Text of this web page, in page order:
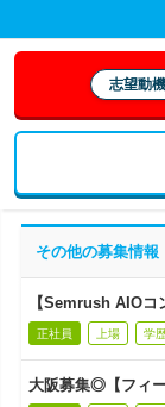
志望動
その他の募集情報
【Semrush AIOコ
正社員 上場 学
大阪募集◎【フィ